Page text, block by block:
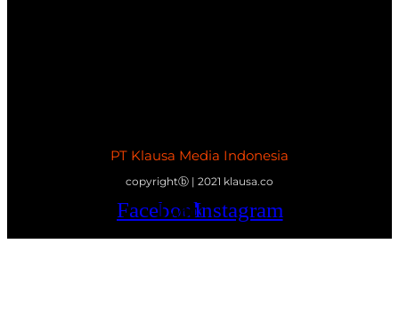
PT Klausa Media Indonesia
copyrightⓑ | 2021 klausa.co
Facebook
Twitter
Youtube
Instagram